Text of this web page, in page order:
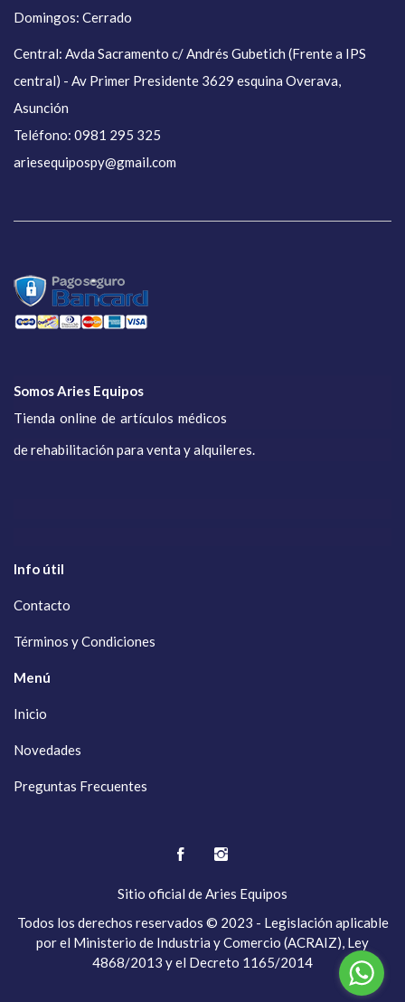
Domingos: Cerrado
Central: Avda Sacramento c/ Andrés Gubetich (Frente a IPS
central) - Av Primer Presidente 3629 esquina Overava,
Asunción
Teléfono: 0981 295 325
ariesequipospy@gmail.com
Somos Aries Equipos
Tienda online de artículos médicos
de rehabilitación para venta y alquileres.
Info útil
Contacto
Términos y Condiciones
Menú
Inicio
Novedades
Preguntas Frecuentes
Sitio oficial deAries Equipos
Todos los derechos reservados © 2023 - Legislación aplicable
por el Ministerio de Industria y Comercio (ACRAIZ), Ley
4868/2013 y el Decreto 1165/2014